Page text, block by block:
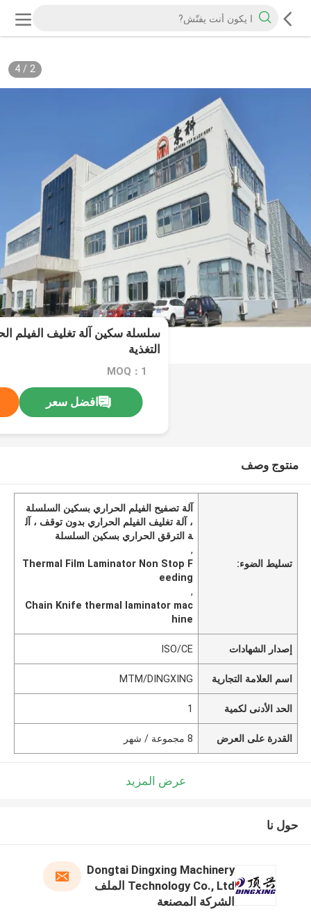
2
/
4
سلسلة سكين آلة تغليف الفيلم
التغذية
MOQ：1
افضل سعر
منتوج وصف
تسليط الضوء:
آلة تصفيح الفيلم الحراري بسكين السلسلة
، آلة تغليف الفيلم الحراري بدون توقف ، آل
ة الترقق الحراري بسكين السلسلة
,
Thermal Film Laminator Non Stop F
eeding
,
Chain Knife thermal laminator mac
hine
إصدار الشهادات ISO/CE
اسم العلامة التجارية MTM/DINGXING
الحد الأدنى لكمية 1
القدرة على العرض 8 مجموعة / شهر
عرض المزيد
حول نا
Dongtai Dingxing Machinery
Technology Co., Ltd الملف
الشركة المصنعة